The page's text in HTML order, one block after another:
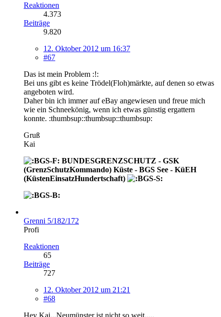
Reaktionen
4.373
Beiträge
9.820
12. Oktober 2012 um 16:37
#67
Das ist mein Problem :!:
Bei uns gibt es keine Trödel(Floh)märkte, auf denen so etwas
angeboten wird.
Daher bin ich immer auf eBay angewiesen und freue mich
wie ein Schneekönig, wenn ich etwas günstig ergattern
konnte. :thumbsup::thumbsup::thumbsup:
Gruß
Kai
BUNDESGRENZSCHUTZ - GSK
(GrenzSchutzKommando) Küste - BGS See - KüEH
(KüstenEinsatzHundertschaft)
Grenni 5/182/172
Profi
Reaktionen
65
Beiträge
727
12. Oktober 2012 um 21:21
#68
Hey Kai...Neumünster ist nicht so weit.....